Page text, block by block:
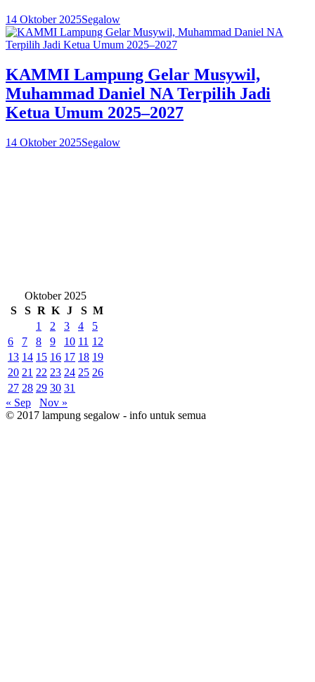
14 Oktober 2025Segalow
KAMMI Lampung Gelar Musywil,
Muhammad Daniel NA Terpilih Jadi
Ketua Umum 2025–2027
14 Oktober 2025Segalow
Oktober 2025
S
S R K J S M
1
2 3 4
5
6
7 8 9 10 11 12
13 14 15 16 17 18 19
20 21 22 23 24 25 26
27 28 29 30 31
« Sep
Nov »
© 2017 lampung segalow - info untuk semua